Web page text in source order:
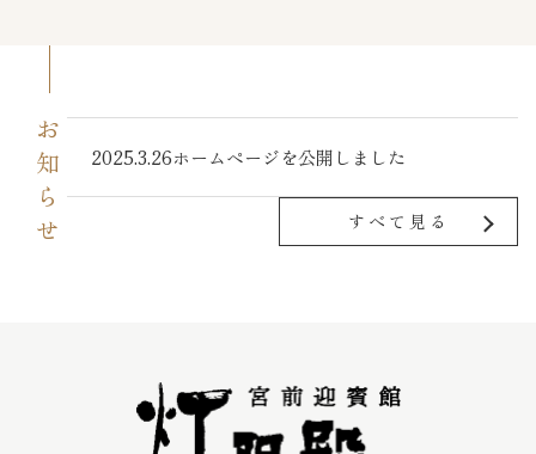
お知らせ 2025.3.26ホームページを公開しました
すべて見る